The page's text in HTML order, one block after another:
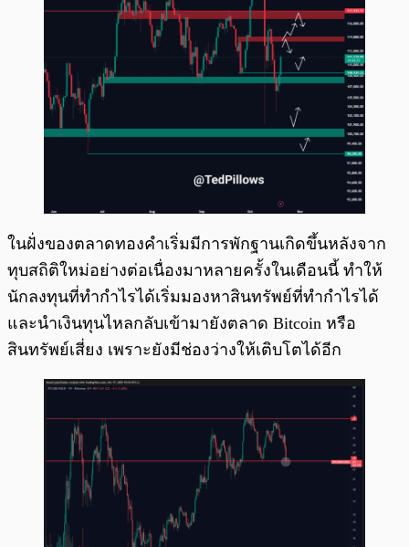
ในฝั่งของตลาดทองคำเริ่มมีการพักฐานเกิดขึ้นหลังจาก
ทุบสถิติใหม่อย่างต่อเนื่องมาหลายครั้งในเดือนนี้ ทำให้
นักลงทุนที่ทำกำไรได้เริ่มมองหาสินทรัพย์ที่ทำกำไรได้
และนำเงินทุนไหลกลับเข้ามายังตลาด Bitcoin หรือ
สินทรัพย์เสี่ยง เพราะยังมีช่องว่างให้เติบโตได้อีก